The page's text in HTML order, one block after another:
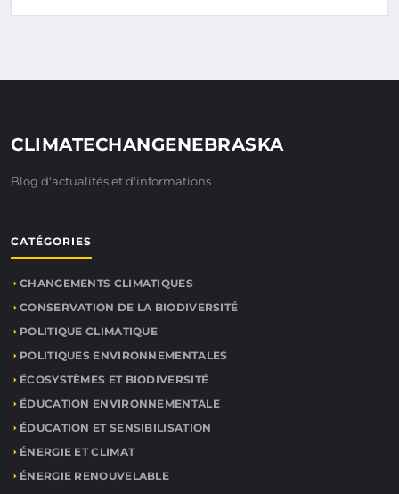
CLIMATECHANGENEBRASKA
Blog d'actualités et d'informations
CATÉGORIES
CHANGEMENTS CLIMATIQUES
CONSERVATION DE LA BIODIVERSITÉ
POLITIQUE CLIMATIQUE
POLITIQUES ENVIRONNEMENTALES
ÉCOSYSTÈMES ET BIODIVERSITÉ
ÉDUCATION ENVIRONNEMENTALE
ÉDUCATION ET SENSIBILISATION
ÉNERGIE ET CLIMAT
ÉNERGIE RENOUVELABLE